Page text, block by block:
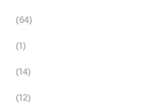
(64)
(1)
(14)
(12)